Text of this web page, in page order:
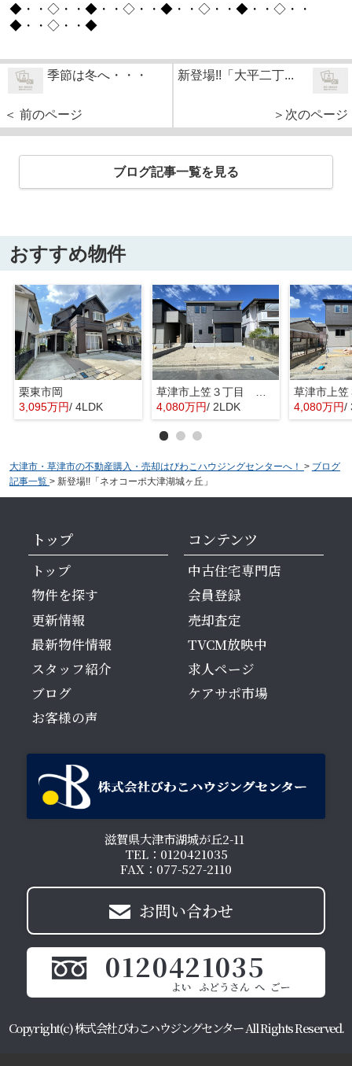
◆・・◇・・◆・・◇・・◆・・◇・・◆・・◇・・
◆・・◇・・◆
季節は冬へ・・・
＜ 前のページ
新登場!!「大平二丁...
＞次のページ
ブログ記事一覧を見る
おすすめ物件
栗東市岡
3,095万円/ 4LDK
4,080万円/ 2LDK 4,080万円/
大津市・草津市の不動産購入・売却はびわこハウジングセンターへ！ > ブログ
記事一覧 > 新登場!!「ネオコーポ大津湖城ヶ丘」
トップ
トップ
物件を探す
更新情報
最新物件情報
スタッフ紹介
ブログ
お客様の声
コンテンツ
中古住宅専門店
会員登録
売却査定
TVCM放映中
求人ページ
ケアサポ市場
滋賀県大津市湖城が丘2-11
TEL：0120421035
FAX：077-527-2110
お問い合わせ
0120421035
Copyright(c) 株式会社びわこハウジングセンター All Rights Reserved.